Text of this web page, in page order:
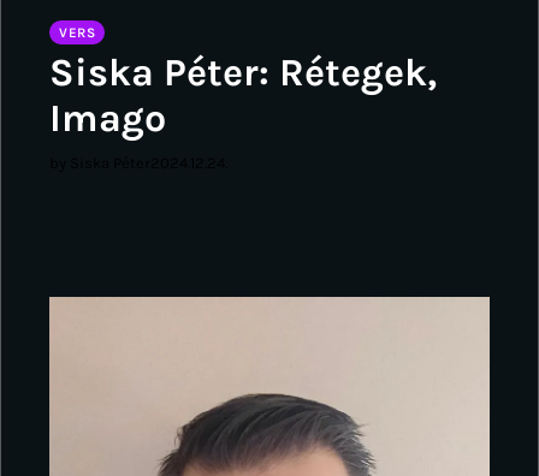
VERS
Siska Péter: Rétegek,
Imago